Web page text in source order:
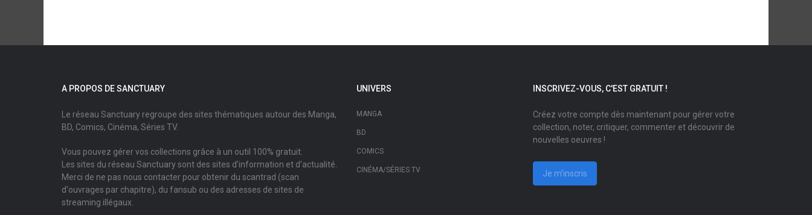
A PROPOS DE SANCTUARY
Le réseau Sanctuary regroupe des sites thématiques autour des Manga,
BD, Comics, Cinéma, Séries TV.
Vous pouvez gérer vos collections grâce à un outil 100% gratuit.
Les sites du réseau Sanctuary sont des sites d'information et d'actualité.
Merci de ne pas nous contacter pour obtenir du scantrad (scan
d'ouvrages par chapitre), du fansub ou des adresses de sites de
streaming illégaux.
UNIVERS
MANGA
BD
COMICS
CINÉMA/SÉRIES TV
INSCRIVEZ-VOUS, C'EST GRATUIT !
Créez votre compte dès maintenant pour gérer votre
collection, noter, critiquer, commenter et découvrir de
nouvelles oeuvres !
Je m'inscris